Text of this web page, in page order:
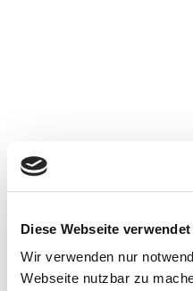
Diese Webseite
Wir verwenden nur
Webseite nutzbar zu